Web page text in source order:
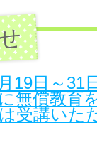
月19日～31
無償教育
受講いた